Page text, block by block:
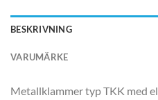
BESKRIVNING
VARUMÄRKE
Metallklammer typ TKK med